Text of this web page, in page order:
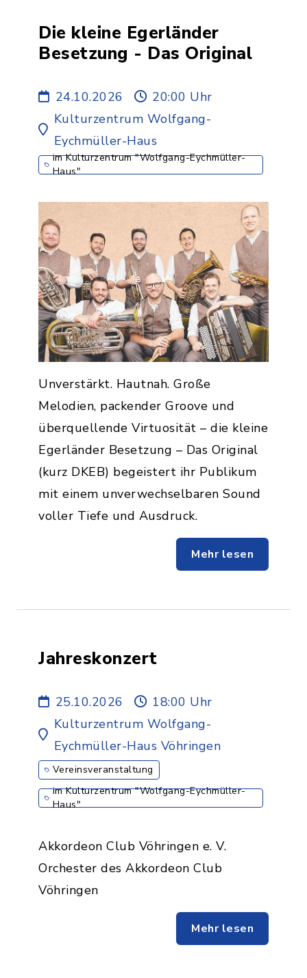
Die kleine Egerländer
Besetzung - Das Original
24.10.2026
20:00 Uhr
Kulturzentrum Wolfgang-
Eychmüller-Haus
im Kulturzentrum "Wolfgang-Eychmüller-
Haus"
Unverstärkt. Hautnah. Große
Melodien, packender Groove und
überquellende Virtuosität – die kleine
Egerländer Besetzung – Das Original
(kurz DKEB) begeistert ihr Publikum
mit einem unverwechselbaren Sound
voller Tiefe und Ausdruck.
Mehr lesen
Jahreskonzert
25.10.2026
18:00 Uhr
Kulturzentrum Wolfgang-
Eychmüller-Haus Vöhringen
Vereinsveranstaltung
im Kulturzentrum "Wolfgang-Eychmüller-
Haus"
Akkordeon Club Vöhringen e. V.
Orchester des Akkordeon Club
Vöhringen
Mehr lesen